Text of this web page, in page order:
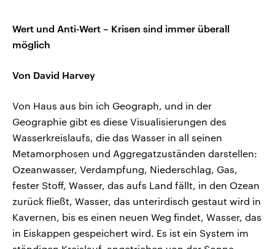
Wert und Anti-Wert – Krisen sind immer überall
möglich
Von David Harvey
Von Haus aus bin ich Geograph, und in der
Geographie gibt es diese Visualisierungen des
Wasserkreislaufs, die das Wasser in all seinen
Metamorphosen und Aggregatzuständen darstellen:
Ozeanwasser, Verdampfung, Niederschlag, Gas,
fester Stoff, Wasser, das aufs Land fällt, in den Ozean
zurück fließt, Wasser, das unterirdisch gestaut wird in
Kavernen, bis es einen neuen Weg findet, Wasser, das
in Eiskappen gespeichert wird. Es ist ein System im